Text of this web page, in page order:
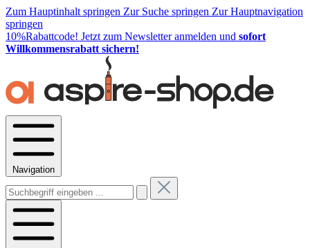
Zum Hauptinhalt springen Zur Suche springen Zur Hauptnavigation
springen
10%Rabattcode! Jetzt zum Newsletter anmelden und sofort
Willkommensrabatt sichern!
Navigation